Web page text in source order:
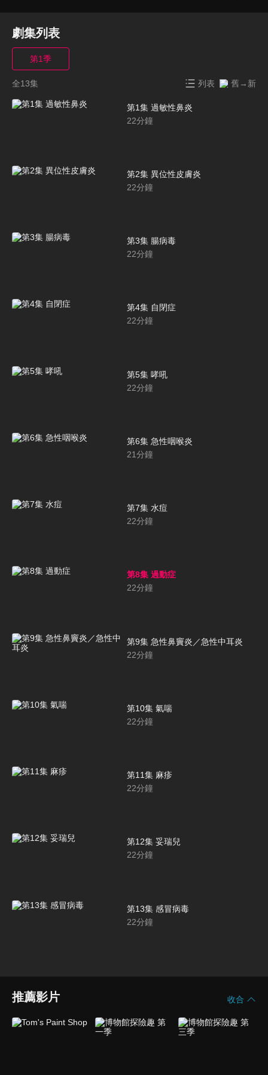
劇集列表
第1季
全13集 列表 舊→新
第1集 過敏性鼻炎
22分鐘
第2集 異位性皮膚炎
22分鐘
第3集 腸病毒
22分鐘
第4集 自閉症
22分鐘
第5集 哮吼
22分鐘
第6集 急性咽喉炎
21分鐘
第7集 水痘
22分鐘
第8集 過動症
22分鐘
第9集 急性鼻竇炎／急性中耳炎
22分鐘
第10集 氣喘
22分鐘
第11集 麻疹
22分鐘
第12集 妥瑞兒
22分鐘
第13集 感冒病毒
22分鐘
推薦影片 收合